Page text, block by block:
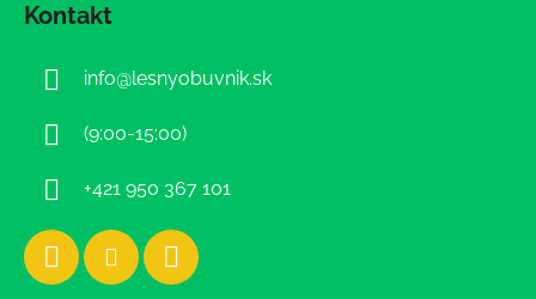
Kontakt
info@lesnyobuvnik.sk
(9:00-15:00)
+421 950 367 101